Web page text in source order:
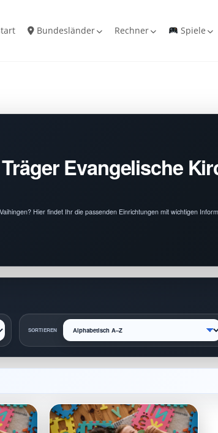
Bundesländer Rechner Spiele
Evangelische
Hier findet Ihr die passenden Einrichtungen mit wichtigen
SORTIEREN